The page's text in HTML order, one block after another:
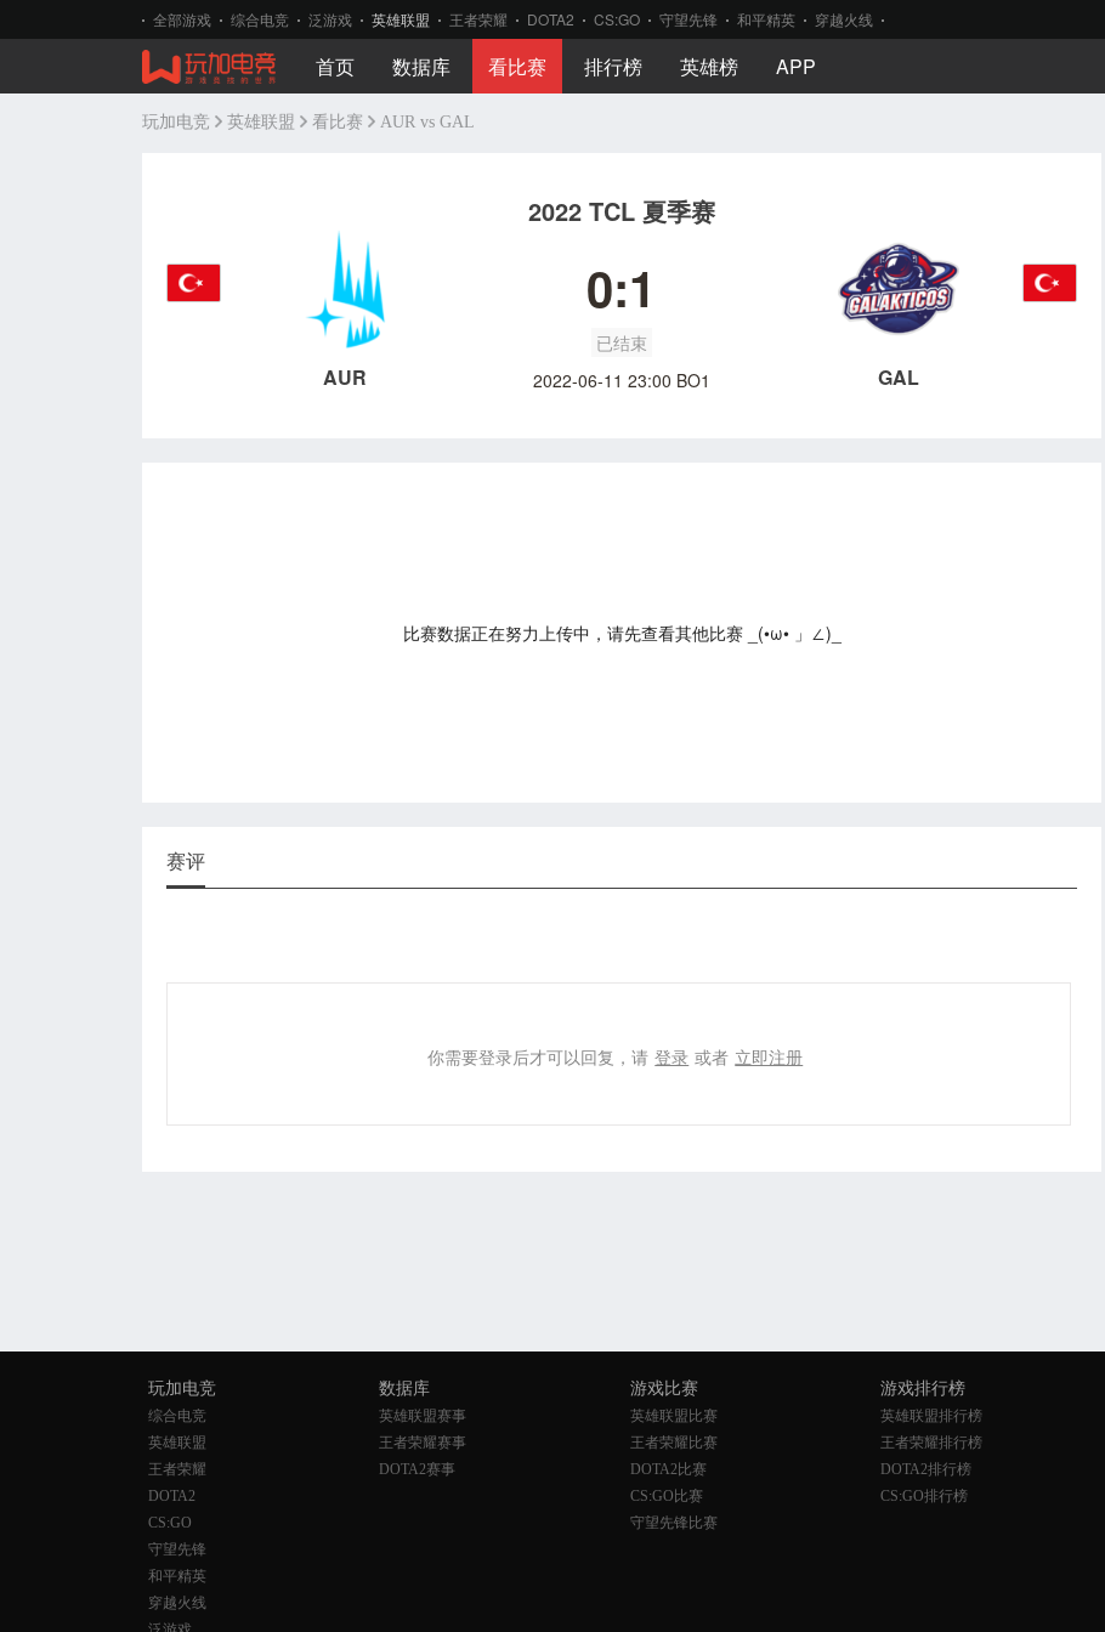
全部游戏 综合电竞 泛游戏 英雄联盟 王者荣耀 DOTA2 CS:GO 守望先锋 和平精英 穿越火线
首页 数据库 看比赛 排行榜 英雄榜 APP
玩加电竞 英雄联盟 看比赛 AUR vs GAL
2022 TCL 夏季赛
AUR
0:1
已结束
2022-06-11 23:00 BO1
GAL
比赛数据正在努力上传中，请先查看其他比赛 _(•ω• 」∠)_
赛评
你需要登录后才可以回复，请 登录 或者 立即注册
玩加电竞
综合电竞
英雄联盟
王者荣耀
DOTA2
CS:GO
守望先锋
和平精英
穿越火线
数据库
英雄联盟赛事
王者荣耀赛事
DOTA2赛事
游戏比赛
英雄联盟比赛
王者荣耀比赛
DOTA2比赛
CS:GO比赛
守望先锋比赛
游戏排行榜
英雄联盟排行榜
王者荣耀排行榜
DOTA2排行榜
CS:GO排行榜